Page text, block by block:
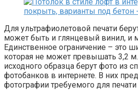
Для ультрафиолетовой печати
может быть и глянцевый винил, и
Единственное ограничение – это
которая не может превышать 3,2
исходного образца берут фото из
фотобанков в интернете. В них
фотографии требуемого для